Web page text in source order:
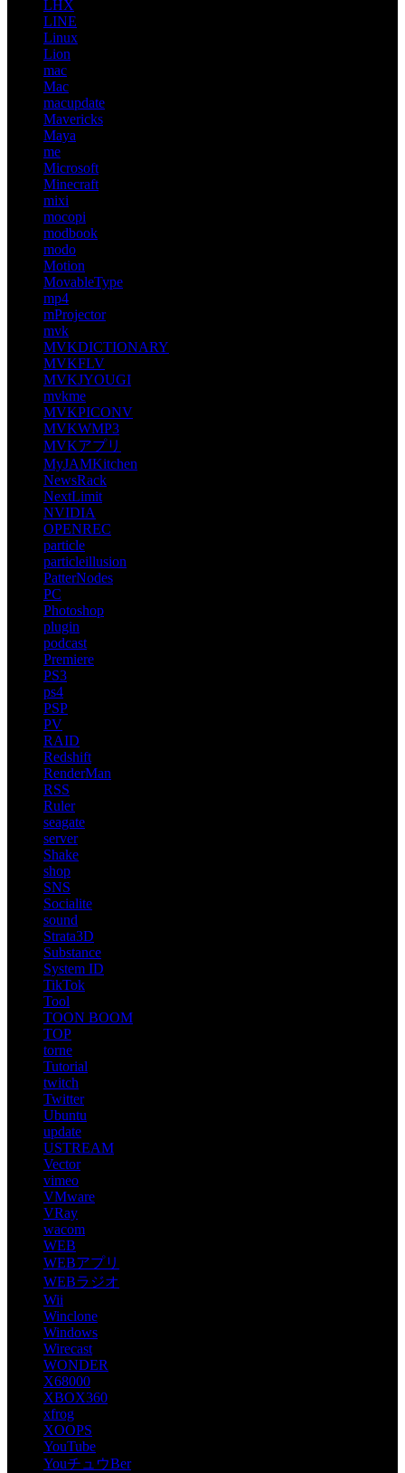
LHX
LINE
Linux
Lion
mac
Mac
macupdate
Mavericks
Maya
me
Microsoft
Minecraft
mixi
mocopi
modbook
modo
Motion
MovableType
mp4
mProjector
mvk
MVKDICTIONARY
MVKFLV
MVKJYOUGI
mvkme
MVKPICONV
MVKWMP3
MVKアプリ
MyJAMKitchen
NewsRack
NextLimit
NVIDIA
OPENREC
particle
particleillusion
PatterNodes
PC
Photoshop
plugin
podcast
Premiere
PS3
ps4
PSP
PV
RAID
Redshift
RenderMan
RSS
Ruler
seagate
server
Shake
shop
SNS
Socialite
sound
Strata3D
Substance
System ID
TikTok
Tool
TOON BOOM
TOP
torne
Tutorial
twitch
Twitter
Ubuntu
update
USTREAM
Vector
vimeo
VMware
VRay
wacom
WEB
WEBアプリ
WEBラジオ
Wii
Winclone
Windows
Wirecast
WONDER
X68000
XBOX360
xfrog
XOOPS
YouTube
YouチュウBer